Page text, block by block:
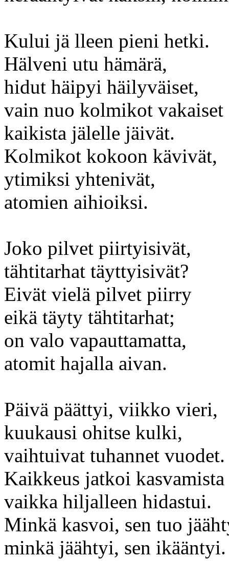
Kului jä lleen pieni hetki.
Hälveni utu hämärä,
hidut häipyi häilyväiset,
vain nuo kolmikot vakaiset
kaikista jälelle jäivät.
Kolmikot kokoon kävivät,
ytimiksi yhtenivät,
atomien aihioiksi.
Joko pilvet piirtyisivät,
tähtitarhat täyttyisivät?
Eivät vielä pilvet piirry
eikä täyty tähtitarhat;
on valo vapauttamatta,
atomit hajalla aivan.
Päivä päättyi, viikko vieri,
kuukausi ohitse kulki,
vaihtuivat tuhannet vuodet.
Kaikkeus jatkoi kasvamista
vaikka hiljalleen hidastui.
Minkä kasvoi, sen tuo
minkä jäähtyi, sen ikääntyi.